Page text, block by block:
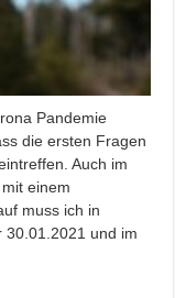
Pandemie
die ersten Fragen
Auch im
einem
muss ich in
30.01.2021 und im